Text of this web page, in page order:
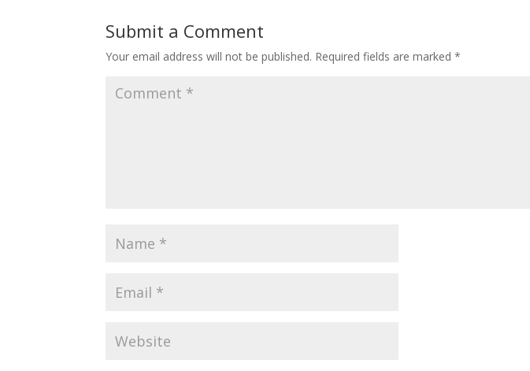
Submit a Comment
Your email address will not be published. Required fields are marked*